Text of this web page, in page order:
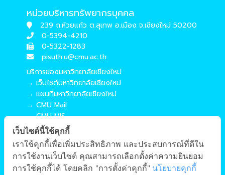
หน่วยบริหารทรัพยากรบุคคล
239 ถ.ห้วยแก้ว ต.สุเทพ อ.เมือง จ.เชียงใหม่ 50200
0-5394-4210
0-5322-1283
pisuth.u@cmu.ac.th
บริการของมหาวิทยาลัยเชียงใหม่
→ เว็บไซต์มหาวิทยาลัยเชียงใหม่
→ แผนที่มหาวิทยาลัยเชียงใหม่
→ CMU Mail
→ CMU MIS
→ CMU SIS
→ CMU WiFi
บริการของคณะศึกษาศาสตร์
→ เว็บไซต์คณะศึกษาศาสตร์
เว็บไซต์นี้ใช้คุกกี้
เราใช้คุกกี้เพื่อเพิ่มประสิทธิภาพ และประสบการณ์ที่ดีใน
การใช้งานเว็บไซต์ คุณสามารถเลือกตั้งค่าความยินยอม
การใช้คุกกี้ได้ โดยคลิก "การตั้งค่าคุกกี้" นโยบายคุกกี้